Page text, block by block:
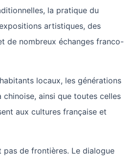
la pratique du
artistiques, des
de nombreux échanges franco-
locaux, les générations
chinoise, ainsi que toutes celles
aux cultures française et
pas de frontières. Le dialogue